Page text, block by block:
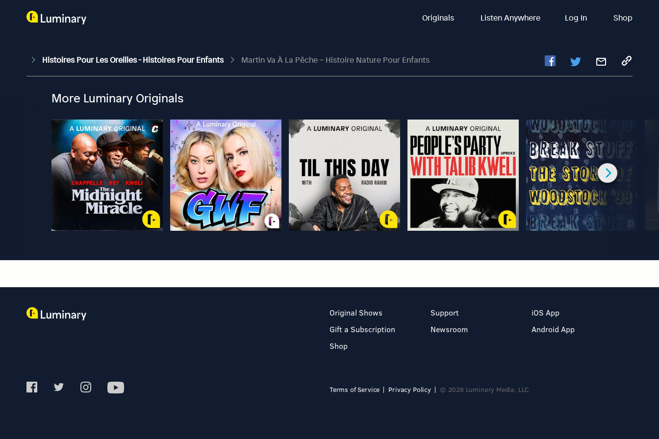
Originals Listen Anywhere Log In Shop
Histoires Pour Les Oreilles - Histoires Pour Enfants Martin Va À La Pêche – Histoire Nature Pour Enfants
More Luminary Originals
Original Shows
Gift a Subscription
Shop
Support
Newsroom
iOS App
Android App
Terms of Service Privacy Policy © 2026 Luminary Media, LLC